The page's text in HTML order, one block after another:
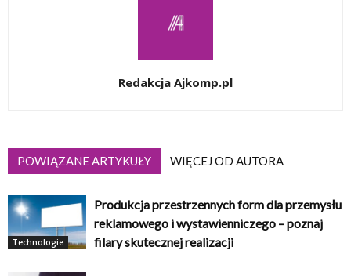
Redakcja Ajkomp.pl
POWIĄZANE ARTYKUŁY WIĘCEJ OD AUTORA
Technologie
Produkcja przestrzennych form dla przemysłu
reklamowego i wystawienniczego – poznaj
filary skutecznej realizacji